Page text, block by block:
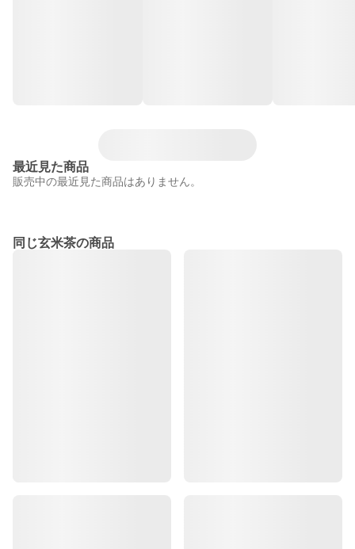
最近見た商品
販売中の最近見た商品はありません。
同じ玄米茶の商品